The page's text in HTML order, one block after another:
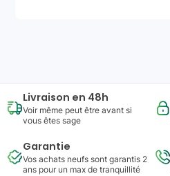
Livraison en 48h
Voir même peut être avant si
vous êtes sage
Garantie
Vos achats neufs sont garantis 2
ans pour un max de tranquillité